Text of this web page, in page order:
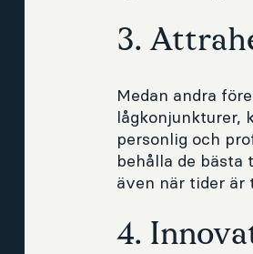
3.
Medan andra
lågkonjunkturer,
personlig och
behålla de
även när tider är
4.